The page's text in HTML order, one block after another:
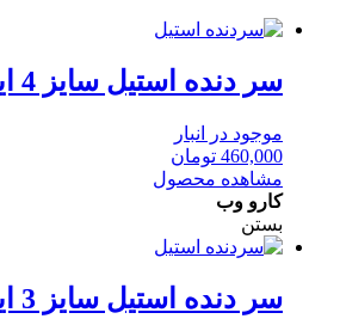
سر دنده استیل سایز 4 اینچ
موجود در انبار
460,000 تومان
مشاهده محصول
کارو وب
بستن
سر دنده استیل سایز 3 اینچ